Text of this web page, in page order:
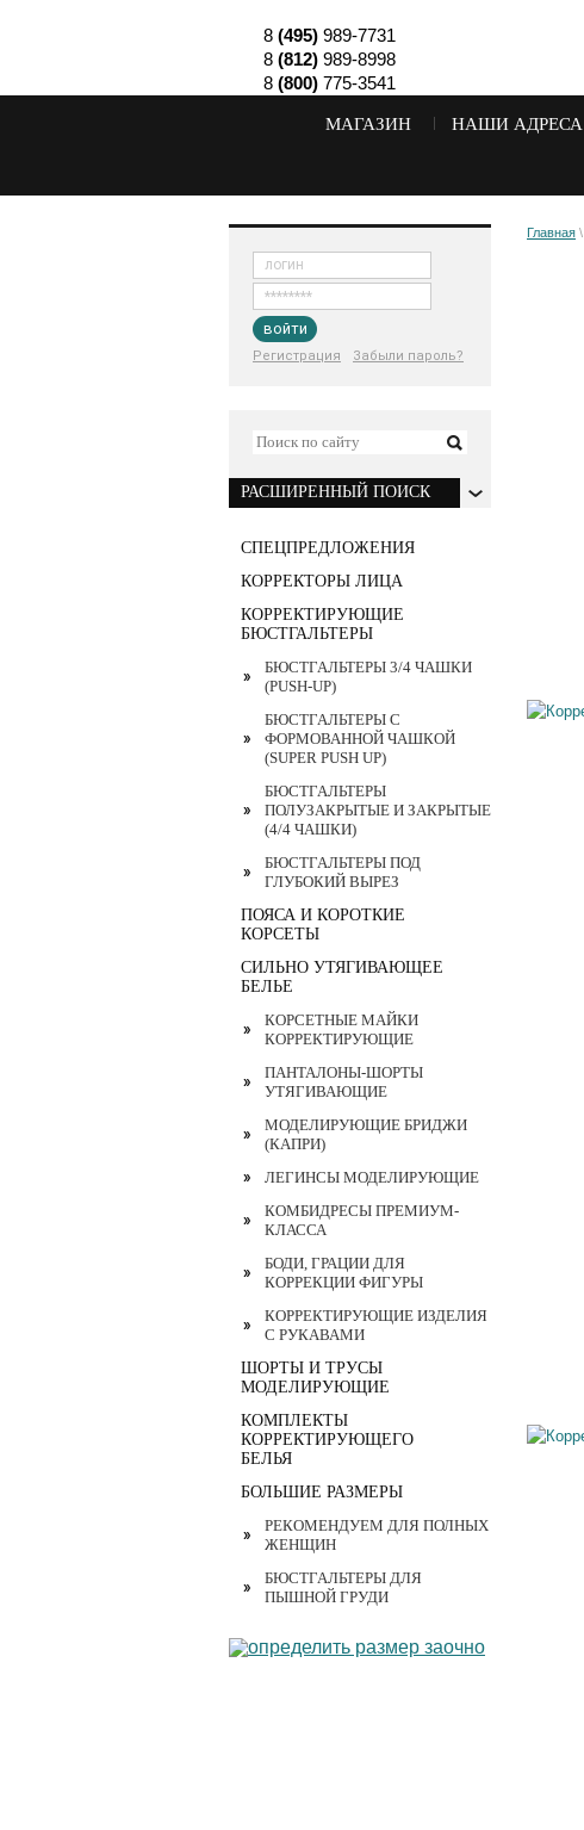
8 (495)989-7731
8 (812)989-8998
8 (800)775-3541
МАГАЗИН НАШИ АДРЕСА
войти
Регистрация Забыли пароль?
РАСШИРЕННЫЙ ПОИСК
СПЕЦПРЕДЛОЖЕНИЯ
КОРРЕКТОРЫ ЛИЦА
КОРРЕКТИРУЮЩИЕ
БЮСТГАЛЬТЕРЫ
БЮСТГАЛЬТЕРЫ 3/4 ЧАШКИ
(PUSH-UP)
БЮСТГАЛЬТЕРЫ С
ФОРМОВАННОЙ ЧАШКОЙ
(SUPER PUSH UP)
БЮСТГАЛЬТЕРЫ
ПОЛУЗАКРЫТЫЕ И ЗАКРЫТЫЕ
(4/4 ЧАШКИ)
БЮСТГАЛЬТЕРЫ ПОД
ГЛУБОКИЙ ВЫРЕЗ
ПОЯСА И КОРОТКИЕ
КОРСЕТЫ
СИЛЬНО УТЯГИВАЮЩЕЕ
БЕЛЬЕ
КОРСЕТНЫЕ МАЙКИ
КОРРЕКТИРУЮЩИЕ
ПАНТАЛОНЫ-ШОРТЫ
УТЯГИВАЮЩИЕ
МОДЕЛИРУЮЩИЕ БРИДЖИ
(КАПРИ)
ЛЕГИНСЫ МОДЕЛИРУЮЩИЕ
КОМБИДРЕСЫ ПРЕМИУМ-
КЛАССА
БОДИ, ГРАЦИИ ДЛЯ
КОРРЕКЦИИ ФИГУРЫ
КОРРЕКТИРУЮЩИЕ ИЗДЕЛИЯ
С РУКАВАМИ
ШОРТЫ И ТРУСЫ
МОДЕЛИРУЮЩИЕ
КОМПЛЕКТЫ
КОРРЕКТИРУЮЩЕГО
БЕЛЬЯ
БОЛЬШИЕ РАЗМЕРЫ
РЕКОМЕНДУЕМ ДЛЯ ПОЛНЫХ
ЖЕНЩИН
БЮСТГАЛЬТЕРЫ ДЛЯ
ПЫШНОЙ ГРУДИ
Главная \